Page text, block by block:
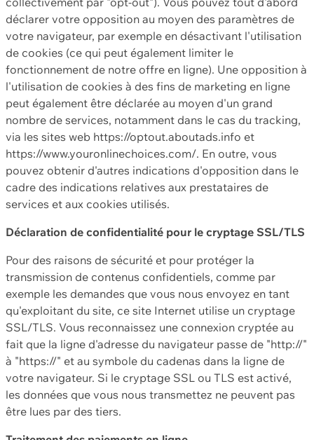
déclarer votre opposition au moyen des paramètres de
votre navigateur, par exemple en désactivant l'utilisation
de cookies (ce qui peut également limiter le
fonctionnement de notre offre en ligne). Une opposition à
l'utilisation de cookies à des fins de marketing en ligne
peut également être déclarée au moyen d'un grand
nombre de services, notamment dans le cas du tracking,
via les sites web https://optout.aboutads.info et
https://www.youronlinechoices.com/. En outre, vous
pouvez obtenir d'autres indications d'opposition dans le
cadre des indications relatives aux prestataires de
services et aux cookies utilisés.
Déclaration de confidentialité pour le cryptage SSL/TLS
Pour des raisons de sécurité et pour protéger la
transmission de contenus confidentiels, comme par
exemple les demandes que vous nous envoyez en tant
qu'exploitant du site, ce site Internet utilise un cryptage
SSL/TLS. Vous reconnaissez une connexion cryptée au
fait que la ligne d'adresse du navigateur passe de "http://"
à "https://" et au symbole du cadenas dans la ligne de
votre navigateur. Si le cryptage SSL ou TLS est activé,
les données que vous nous transmettez ne peuvent pas
être lues par des tiers.